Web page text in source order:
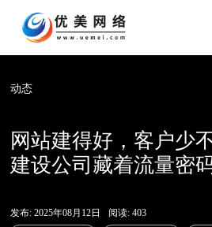
动态
网站建得好，客户少
建设公司藏着流量密
发布: 2025年08月12日 阅读: 403